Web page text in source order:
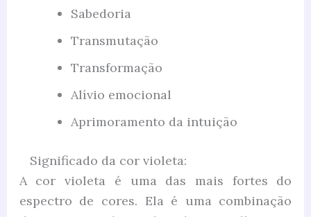
Sabedoria
Transmutação
Transformação
Alívio emocional
Aprimoramento da intuição
Significado da cor violeta:
A cor violeta é uma das mais fortes do
espectro de cores. Ela é uma combinação